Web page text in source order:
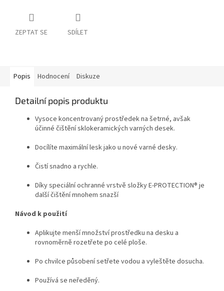
ZEPTAT SE SDÍLET
Popis Hodnocení Diskuze
Detailní popis produktu
Vysoce koncentrovaný prostředek na šetrné, avšak
účinné čištění sklokeramických varných desek.
Docílíte maximální lesk jako u nové varné desky.
Čistí snadno a rychle.
Díky speciální ochranné vrstvě složky E-PROTECTION® je
další čištění mnohem snazší
Návod k použití
Aplikujte menší množství prostředku na desku a
rovnoměrně rozetřete po celé ploše.
Po chvilce působení setřete vodou a vyleštěte dosucha.
Používá se neředěný.